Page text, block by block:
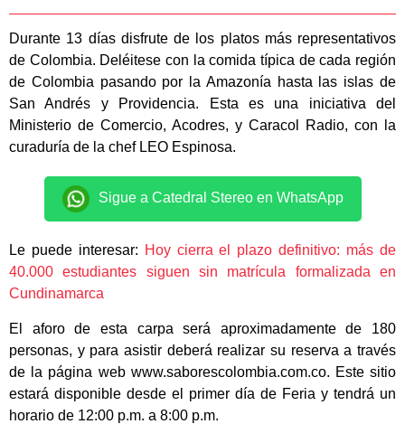
Durante 13 días disfrute de los platos más representativos
de Colombia. Deléitese con la comida típica de cada región
de Colombia pasando por la Amazonía hasta las islas de
San Andrés y Providencia. Esta es una iniciativa del
Ministerio de Comercio, Acodres, y Caracol Radio, con la
curaduría de la chef LEO Espinosa.
Sigue a Catedral Stereo en WhatsApp
Le puede interesar: Hoy cierra el plazo definitivo: más de
40.000 estudiantes siguen sin matrícula formalizada en
Cundinamarca
El aforo de esta carpa será aproximadamente de 180
personas, y para asistir deberá realizar su reserva a través
de la página web www.saborescolombia.com.co. Este sitio
estará disponible desde el primer día de Feria y tendrá un
horario de 12:00 p.m. a 8:00 p.m.